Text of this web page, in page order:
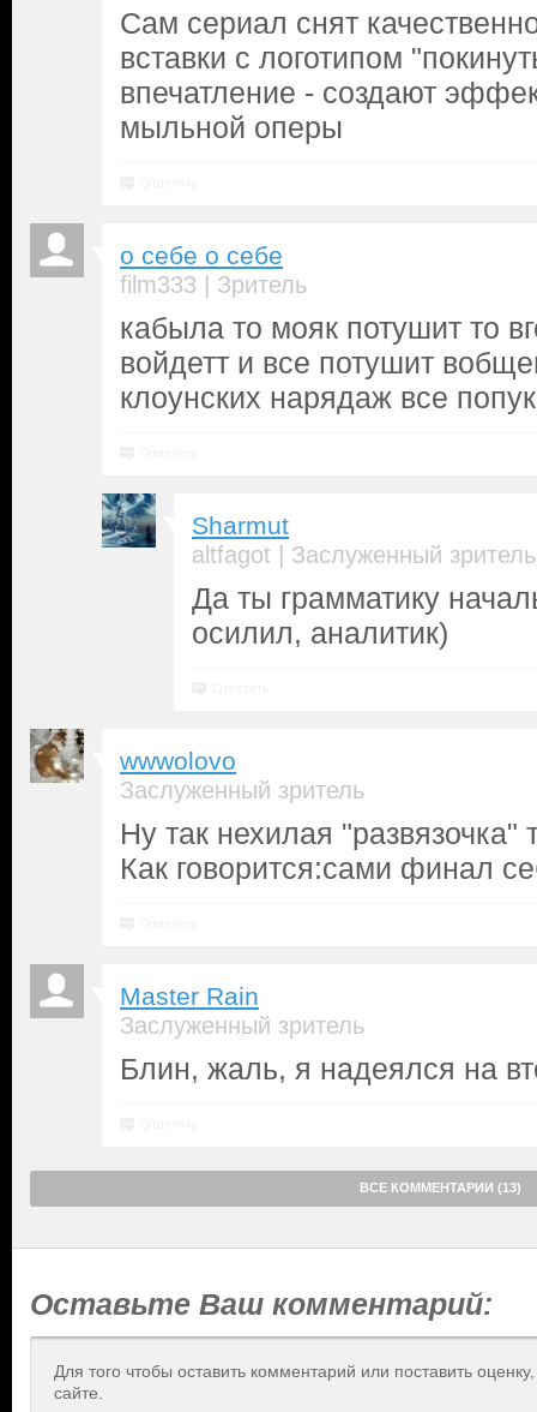
Сам сериал снят
вставки с логотипом
впечатление - создают
мыльной оперы
о себе о себе
film333 | Зритель
кабыла то мояк потушит то
войдетт и все потушит
клоунских нарядаж все
Sharmut
altfagot | Заслуженный зритель
Да ты грамматику
осилил, аналитик)
wwwolovo
Заслуженный зритель
Ну так нехилая "развязочка"
Как говорится:сами финал
Master Rain
Заслуженный зритель
Блин, жаль, я надеялся на
ВСЕ КОММЕНТАРИИ (13)
Оставьте Ваш комментарий:
Для того чтобы оставить комментарий или поставить
сайте.